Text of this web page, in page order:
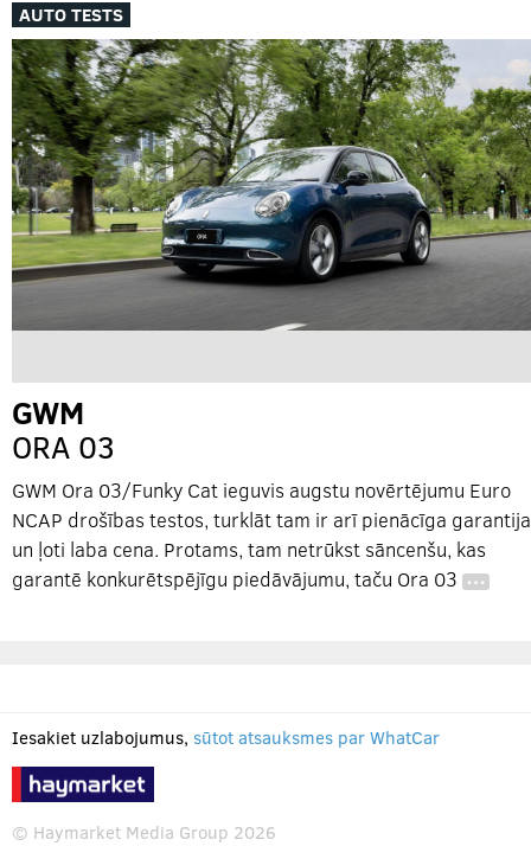
AUTO TESTS
GWM
ORA 03
GWM Ora 03/Funky Cat ieguvis augstu novērtējumu Euro
NCAP drošības testos, turklāt tam ir arī pienācīga garantija
un ļoti laba cena. Protams, tam netrūkst sāncenšu, kas
garantē konkurētspējīgu piedāvājumu, taču Ora 03 …
Iesakiet uzlabojumus, sūtot atsauksmes par WhatCar
© Haymarket Media Group 2026